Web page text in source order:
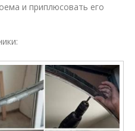
и приплюсовать его